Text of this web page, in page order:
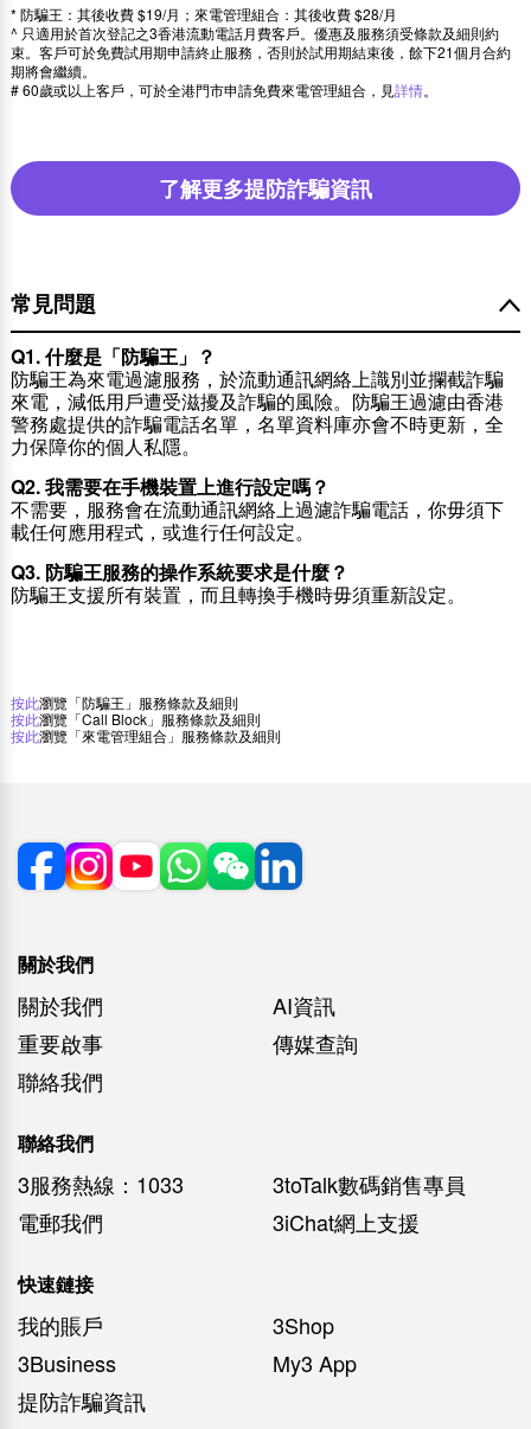
* 防騙王：其後收費 $19/月；來電管理組合：其後收費 $28/月
^ 只適用於首次登記之3香港流動電話月費客戶。優惠及服務須受條款及細則約
束。客戶可於免費試用期申請終止服務，否則於試用期結束後，餘下21個月合約
期將會繼續。
# 60歲或以上客戶，可於全港門市申請免費來電管理組合，見詳情。
了解更多提防詐騙資訊
常見問題
Q1. 什麼是「防騙王」？
防騙王為來電過濾服務，於流動通訊網絡上識別並攔截詐騙
來電，減低用戶遭受滋擾及詐騙的風險。防騙王過濾由香港
警務處提供的詐騙電話名單，名單資料庫亦會不時更新，全
力保障你的個人私隱。
Q2. 我需要在手機裝置上進行設定嗎？
不需要，服務會在流動通訊網絡上過濾詐騙電話，你毋須下
載任何應用程式，或進行任何設定。
Q3. 防騙王服務的操作系統要求是什麼？
防騙王支援所有裝置，而且轉換手機時毋須重新設定。
按此瀏覽「防騙王」服務條款及細則
按此瀏覽「Call Block」服務條款及細則
按此瀏覽「來電管理組合」服務條款及細則
關於我們
關於我們
AI資訊
重要啟事
傳媒查詢
聯絡我們
聯絡我們
3服務熱線：1033
3toTalk數碼銷售專員
電郵我們
3iChat網上支援
快速鏈接
我的賬戶
3Shop
3Business
My3 App
提防詐騙資訊